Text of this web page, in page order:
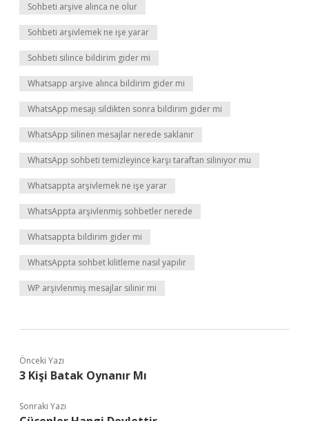
Sohbeti arşive alınca ne olur
Sohbeti arşivlemek ne işe yarar
Sohbeti silince bildirim gider mi
Whatsapp arşive alınca bildirim gider mi
WhatsApp mesajı sildikten sonra bildirim gider mi
WhatsApp silinen mesajlar nerede saklanır
WhatsApp sohbeti temizleyince karşı taraftan siliniyor mu
Whatsappta arşivlemek ne işe yarar
WhatsAppta arşivlenmiş sohbetler nerede
Whatsappta bildirim gider mi
WhatsAppta sohbet kilitleme nasıl yapılır
WP arşivlenmiş mesajlar silinir mi
Önceki Yazı
3 Kişi Batak Oynanır Mı
Sonraki Yazı